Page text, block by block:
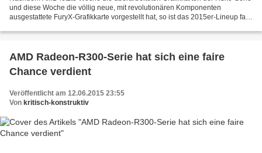
und diese Woche die völlig neue, mit revolutionären Komponenten
ausgestattete FuryX-Grafikkarte vorgestellt hat, so ist das 2015er-Lineup fast
AMD Radeon-R300-Serie hat sich eine faire
Chance verdient
Veröffentlicht am 12.06.2015 23:55
Von kritisch-konstruktiv